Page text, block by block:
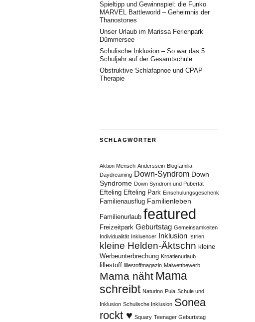
Spieltipp und Gewinnspiel: die Funko
MARVEL Battleworld – Geheimnis der
Thanostones
Unser Urlaub im Marissa Ferienpark
Dümmersee
Schulische Inklusion – So war das 5.
Schuljahr auf der Gesamtschule
Obstruktive Schlafapnoe und CPAP
Therapie
SCHLAGWÖRTER
Aktion Mensch Anderssein Blogfamilia
Daydreaming Down-Syndrom Down
Syndrome Down Syndrom und Pubertät
Efteling Efteling Park Einschulungsgeschenk
Familienausflug Familienleben
Familienurlaub featured
Freizeitpark Geburtstag Gemeinsamkeiten
Individualität Inkluencer Inklusion Istrien
kleine Helden-Äktschn kleine
Werbeunterbrechung Kroatienurlaub
lillestoff lillestoffmagazin Malwettbewerb
Mama näht Mama
schreibt Naturino Pula Schule und
Inklusion Schulische Inklusion Sonea
rockt ♥ Squary Teenager Geburtstag